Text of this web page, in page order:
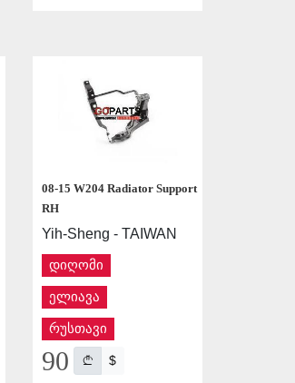
08-15 W204 Radiator Support
RH
Yih-Sheng - TAIWAN
დიღომი
ელიავა
რუსთავი
90 $